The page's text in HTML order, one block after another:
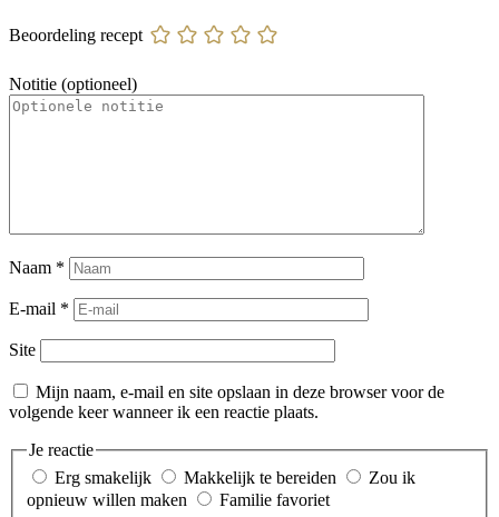
Beoordeling recept
Notitie (optioneel)
Naam *
E-mail *
Site
Mijn naam, e-mail en site opslaan in deze browser voor de
volgende keer wanneer ik een reactie plaats.
Je reactie
Erg smakelijk
Makkelijk te bereiden
Zou ik
opnieuw willen maken
Familie favoriet